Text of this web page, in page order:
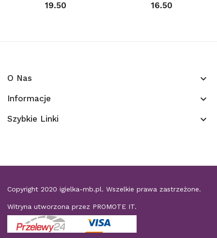
19.50 16.50
O Nas keyboard_arrow_down
Informacje keyboard_arrow_down
Szybkie Linki keyboard_arrow_down
Copyright 2020 igielka-mb.pl. Wszelkie prawa zastrzeżone.
Witryna utworzona przez PROMOTE IT.